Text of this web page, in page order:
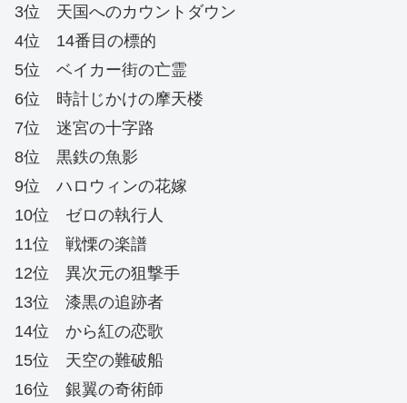
3位 天国へのカウントダウン
4位 14番目の標的
5位 ベイカー街の亡霊
6位 時計じかけの摩天楼
7位 迷宮の十字路
8位 黒鉄の魚影
9位 ハロウィンの花嫁
10位 ゼロの執行人
11位 戦慄の楽譜
12位 異次元の狙撃手
13位 漆黒の追跡者
14位 から紅の恋歌
15位 天空の難破船
16位 銀翼の奇術師